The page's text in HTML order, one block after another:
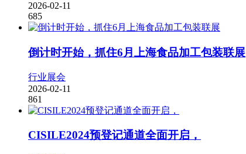
2026-02-11
685
倒计时开始，抓住6月上海食品加工包装联展
行业展会
2026-02-11
861
CISILE2024预登记通道全面开启，